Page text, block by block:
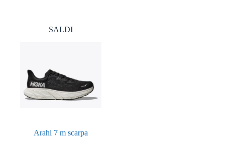
SALDI
Arahi 7 m scarpa